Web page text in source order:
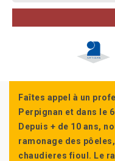
Faîtes appel à un
Perpignan et dans le
Depuis + de 10 ans,
ramonage des
chaudieres fioul. Le